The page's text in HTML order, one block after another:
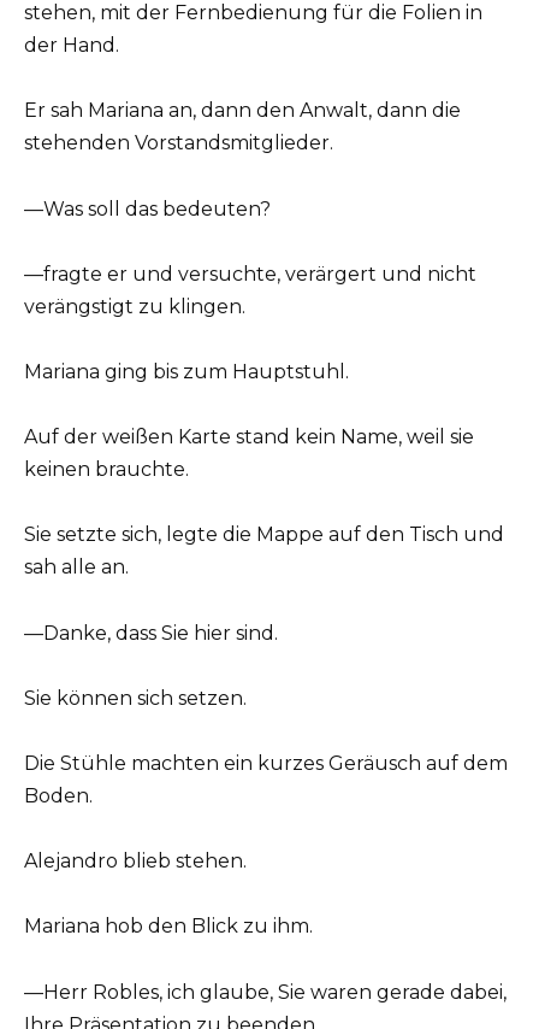
stehen, mit der Fernbedienung für die Folien in
der Hand.
Er sah Mariana an, dann den Anwalt, dann die
stehenden Vorstandsmitglieder.
—Was soll das bedeuten?
—fragte er und versuchte, verärgert und nicht
verängstigt zu klingen.
Mariana ging bis zum Hauptstuhl.
Auf der weißen Karte stand kein Name, weil sie
keinen brauchte.
Sie setzte sich, legte die Mappe auf den Tisch und
sah alle an.
—Danke, dass Sie hier sind.
Sie können sich setzen.
Die Stühle machten ein kurzes Geräusch auf dem
Boden.
Alejandro blieb stehen.
Mariana hob den Blick zu ihm.
—Herr Robles, ich glaube, Sie waren gerade dabei,
Ihre Präsentation zu beenden.